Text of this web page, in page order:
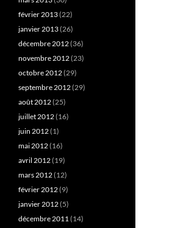
février 2013(22)
janvier 2013(26)
décembre 2012(36)
novembre 2012(23)
octobre 2012(29)
septembre 2012(29)
août 2012(25)
juillet 2012(16)
juin 2012(1)
mai 2012(16)
avril 2012(19)
mars 2012(12)
février 2012(9)
janvier 2012(5)
décembre 2011(14)